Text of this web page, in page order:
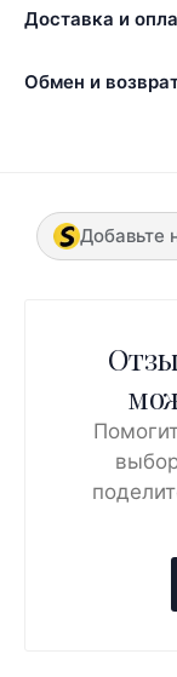
Доставка и
Обмен и
Добавьте